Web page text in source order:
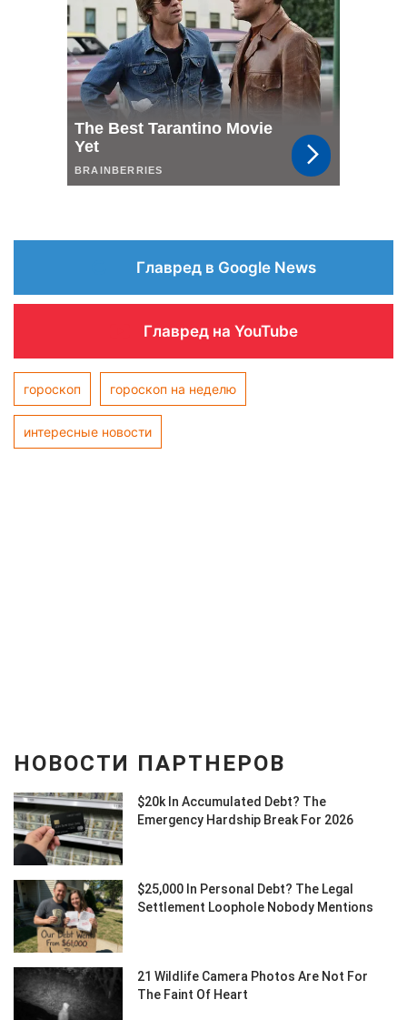
Главред в Google News
Главред на YouTube
гороскоп гороскоп на неделю
интересные новости